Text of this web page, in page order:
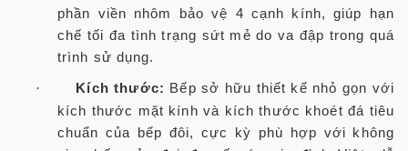
phần viền nhôm bảo vệ 4 cạnh kính, giúp hạn
chế tối đa tình trạng sứt mẻ do va đập trong quá
trình sử dụng.
· Kích thước: Bếp sở hữu thiết kế nhỏ gọn với
kích thước mặt kính và kích thước khoét đá tiêu
chuẩn của bếp đôi, cực kỳ phù hợp với không